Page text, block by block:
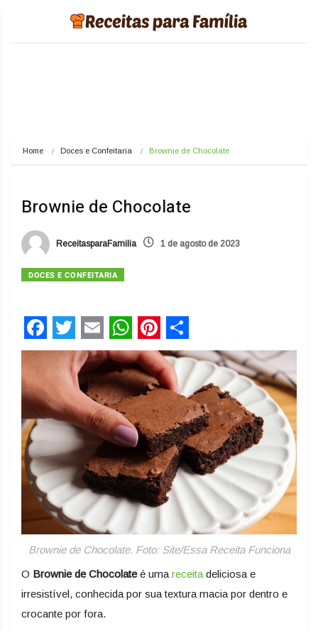
Home Doces e Confeitaria Brownie de Chocolate
Brownie de Chocolate
ReceitasparaFamilia 1 de agosto de 2023
DOCES E CONFEITARIA
Facebook
Twitter
EmailWhatsApp
Pinterest
Share
Brownie de Chocolate. Foto: Site/Essa Receita Funciona
O Brownie de Chocolateé uma receita deliciosa e
irresistível, conhecida por sua textura macia por dentro e
crocante por fora.